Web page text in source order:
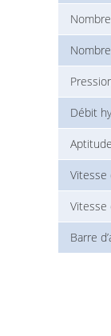
Débit
Vitesse
Vitesse
Barre